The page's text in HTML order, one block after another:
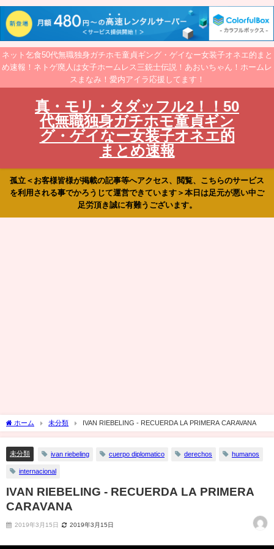
ネット乞食50代無職独身ガチホモ童貞ギング・ゲイなー女装子オネエ的まと
め速報！ネトゲ廃人は女子ホームレス三銃士伝説！あおいちゃん！ホームレ
スまなみ！愛内アイラ応援してます！
真・モリ・タダッフル2！！50
代無職独身ガチホモ童貞ギン
グ・ゲイなー女装子オネエ的
まとめ速報
孤立＜お客様皆様が掲載の記事等へアクセス、閲覧、こちらのサービス
を利用される事でかろうじて運営できています＞本日は足元が悪い中ご
足労頂き誠に有難うございます。
ホーム 未分類 IVAN RIEBELING - RECUERDA LA PRIMERA CARAVANA
未分類 ivan riebeling cuerpo diplomatico derechos humanos
internacional
IVAN RIEBELING - RECUERDA LA PRIMERA
CARAVANA
2019年3月15日 2019年3月15日